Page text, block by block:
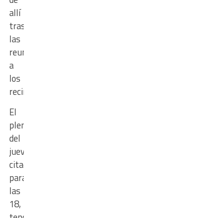
allí
trasladar
las
reuniones
a
los
recintos.
El
plenario
del
jueves,
citado
para
las
18,